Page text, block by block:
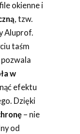
okienne i
, tzw.
Aluprof.
taśm
w
efektu
Dzięki
– nie
od